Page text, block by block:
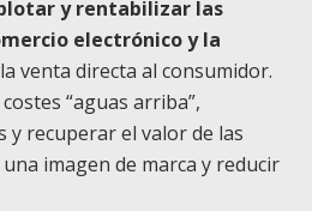
y rentabilizar las
electrónico y la
venta directa al consumidor.
“aguas arriba”,
y recuperar el valor de las
imagen de marca y reducir